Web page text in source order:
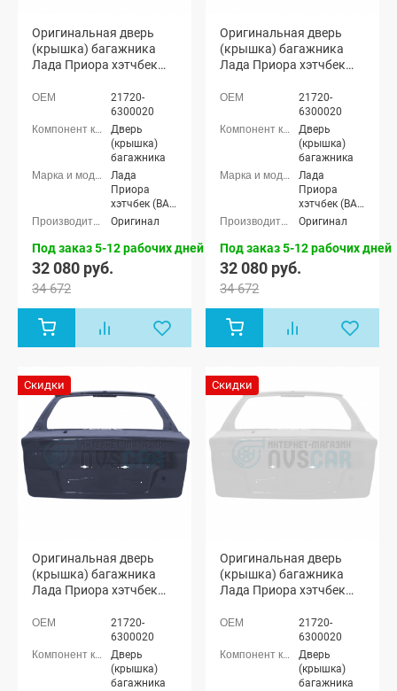
Оригинальная дверь
(крышка) багажника
Лада Приора хэтчбек
21720-
6300020
Дверь
(крышка)
багажника
Лада
Приора
хэтчбек (ВАЗ
2172), Лада
хэтчбек (ВАЗ
Оригинал
Под заказ 5-12 рабочих дней
32 080 руб.
34 672
Оригинальная дверь
(крышка) багажника
Лада Приора хэтчбек
21720-
6300020
Дверь
(крышка)
багажника
Лада
Приора
хэтчбек (ВАЗ
2172), Лада
хэтчбек (ВАЗ
Оригинал
Под заказ 5-12 рабочих дней
32 080 руб.
34 672
Скидки
Оригинальная дверь
(крышка) багажника
Лада Приора хэтчбек
21720-
6300020
Дверь
(крышка)
багажника
Скидки
Оригинальная дверь
(крышка) багажника
Лада Приора хэтчбек
21720-
6300020
Дверь
(крышка)
багажника